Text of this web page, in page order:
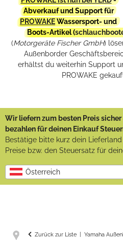
Abverkauf und Support für
PROWAKEWassersport- und
Boots-Artikel (
(Motorgeräte Fischer GmbH)
Außenborder
erhältst du weiterhin Support
PROWAKE
Wir liefern zum besten Preis
bezahlen für deinen Einkauf
Bestätige bitte kurz dein
Preise bzw. den Steuersatz für
Österreich
Zurück zur Liste Yamaha